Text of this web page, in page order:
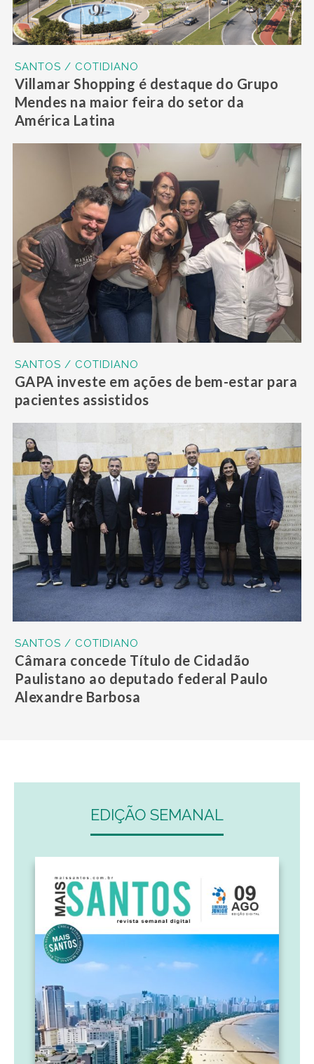
SANTOS / COTIDIANO
Villamar Shopping é destaque do Grupo
Mendes na maior feira do setor da
América Latina
SANTOS / COTIDIANO
GAPA investe em ações de bem-estar para
pacientes assistidos
SANTOS / COTIDIANO
Câmara concede Título de Cidadão
Paulistano ao deputado federal Paulo
Alexandre Barbosa
EDIÇÃO SEMANAL